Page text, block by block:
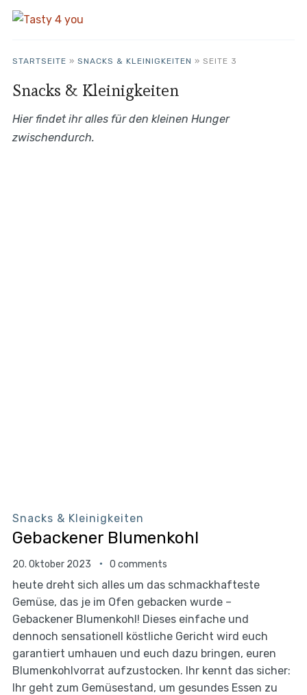
STARTSEITE » SNACKS & KLEINIGKEITEN » SEITE 3
Snacks & Kleinigkeiten
Hier findet ihr alles für den kleinen Hunger
zwischendurch.
Snacks & Kleinigkeiten
Gebackener Blumenkohl
20. Oktober 2023 0 comments
heute dreht sich alles um das schmackhafteste
Gemüse, das je im Ofen gebacken wurde –
Gebackener Blumenkohl! Dieses einfache und
dennoch sensationell köstliche Gericht wird euch
garantiert umhauen und euch dazu bringen, euren
Blumenkohlvorrat aufzustocken. Ihr kennt das sicher:
Ihr geht zum Gemüsestand, um gesundes Essen zu